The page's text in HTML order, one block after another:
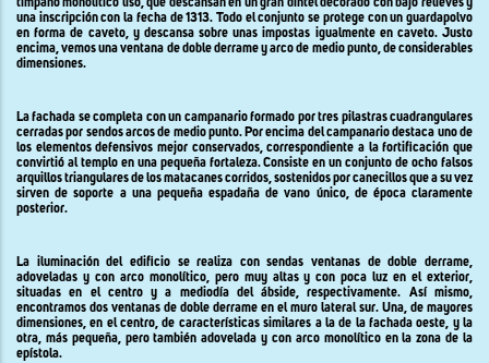
tímpano monolítico liso, que descansan en un gran dintel decorado con bajo relieves y
una inscripción con la fecha de 1313. Todo el conjunto se protege con un guardapolvo
en forma de caveto, y descansa sobre unas impostas igualmente en caveto. Justo
encima, vemos una ventana de doble derrame y arco de medio punto, de considerables
dimensiones.
La fachada se completa con un campanario formado por tres pilastras cuadrangulares
cerradas por sendos arcos de medio punto. Por encima del campanario destaca uno de
los elementos defensivos mejor conservados, correspondiente a la fortificación que
convirtió al templo en una pequeña fortaleza. Consiste en un conjunto de ocho falsos
arquillos triangulares de los matacanes corridos, sostenidos por canecillos que a su vez
sirven de soporte a una pequeña espadaña de vano único, de época claramente
posterior.
La iluminación del edificio se realiza con sendas ventanas de doble derrame,
adoveladas y con arco monolítico, pero muy altas y con poca luz en el exterior,
situadas en el centro y a mediodía del ábside, respectivamente. Así mismo,
encontramos dos ventanas de doble derrame en el muro lateral sur. Una, de mayores
dimensiones, en el centro, de características similares a la de la fachada oeste, y la
otra, más pequeña, pero también adovelada y con arco monolítico en la zona de la
epístola.